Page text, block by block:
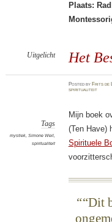
Plaats:
Het
Uitgelicht
Postedby Frits de
spiritualiteit
Tags
mystiek, Simone Weil,
spiritualiteit
Mijn boek
(Ten Have)
Spirituele
“Dit